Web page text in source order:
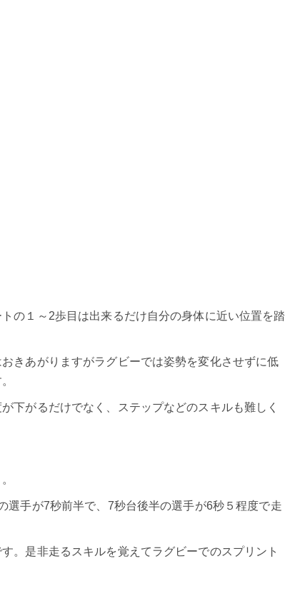
トの１～2歩目は出来るだけ自分の身体に近い位置を踏
きあがりますがラグビーでは姿勢を変化させずに低
下がるだけでなく、ステップなどのスキルも難しく
選手が7秒前半で、7秒台後半の選手が6秒５程度で走
。是非走るスキルを覚えてラグビーでのスプリント